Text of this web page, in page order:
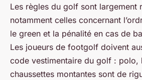
Les règles du golf sont largement
notamment celles concernant
le green et la pénalité en cas de
Les joueurs de footgolf doivent
code vestimentaire du golf : polo,
chaussettes montantes sont de